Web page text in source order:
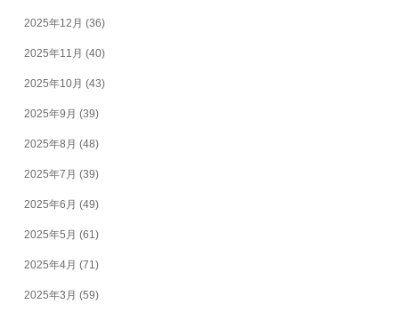
2025年12月 (36)
2025年11月 (40)
2025年10月 (43)
2025年9月 (39)
2025年8月 (48)
2025年7月 (39)
2025年6月 (49)
2025年5月 (61)
2025年4月 (71)
2025年3月 (59)